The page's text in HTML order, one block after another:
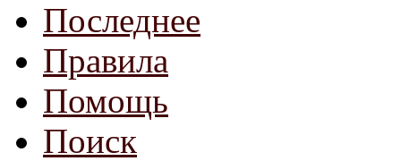
Последнее
Правила
Помощь
Поиск